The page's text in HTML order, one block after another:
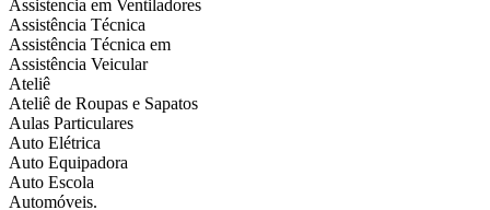
Assistencia em Ventiladores
Assistência Técnica
Assistência Técnica em
Assistência Veicular
Ateliê
Ateliê de Roupas e Sapatos
Aulas Particulares
Auto Elétrica
Auto Equipadora
Auto Escola
Automóveis.